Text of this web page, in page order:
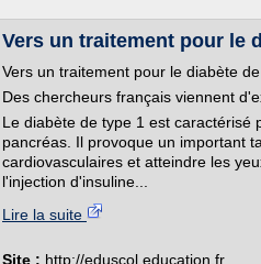
Vers un traitement pour le
Vers un traitement pour le diabète de
Des chercheurs français viennent
Le diabète de type 1 est caractérisé
pancréas. Il provoque un important
cardiovasculaires et atteindre les
l'injection d'insuline...
Lire la suite
Site : http://eduscol.education.fr